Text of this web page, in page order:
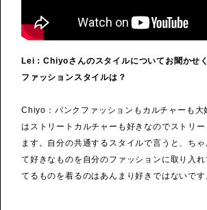
Lei：Chiyoさんのスタイルについてお聞かせ
ファッションスタイルは？
Chiyo：パンクファッションもカルチャーも大
はストリートカルチャーも好きなのでストリ
ます。自分の共通するスタイルで言うと、ち
て好きなものを自分のファッションに取り入
てるものを着るのはあんまり好きではないです